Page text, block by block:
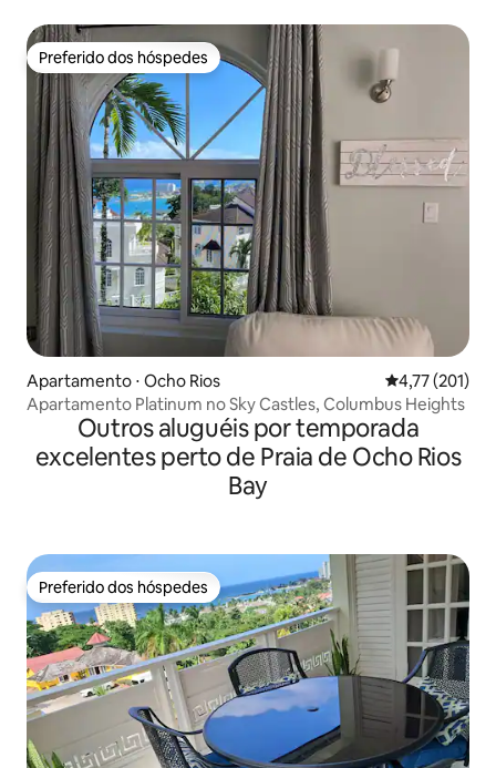
Preferido dos hóspedes
Preferido dos hóspedes
Apartamento ⋅ Ocho Rios 4,77 de uma
4,77 (201)
Apartamento Platinum no Sky Castles, Columbus Heights
Outros aluguéis por temporada
excelentes perto de Praia de Ocho Rios
Bay
Preferido dos hóspedes
Preferido dos hóspedes